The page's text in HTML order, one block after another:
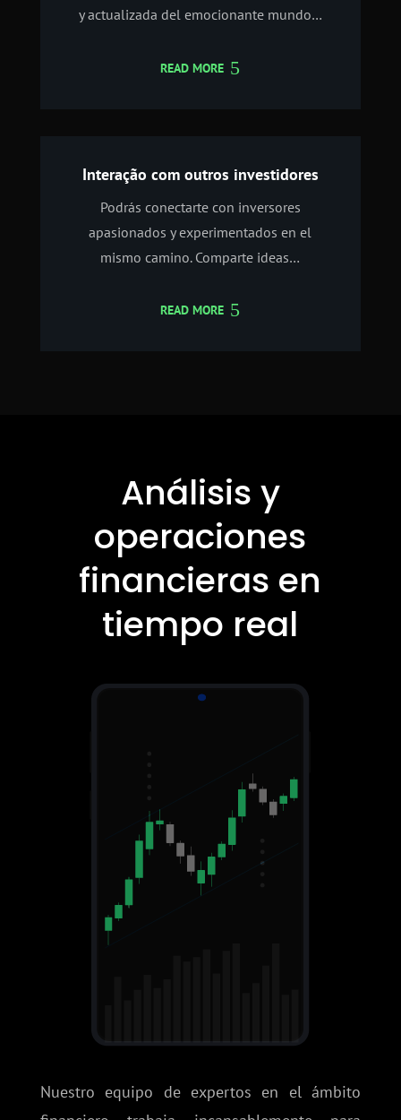
y actualizada del emocionante mundo…
READ MORE
Interação com outros investidores
Podrás conectarte con inversores
apasionados y experimentados en el
mismo camino. Comparte ideas…
READ MORE
Análisis y
operaciones
financieras en
tiempo real
Nuestro equipo de expertos en el ámbito